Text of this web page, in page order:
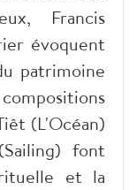
Francis
évoquent
patrimoine
(L'Océan)
font
et la